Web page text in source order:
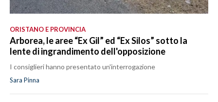
ORISTANO E PROVINCIA
Arborea, le aree “Ex Gil” ed “Ex Silos” sotto la
lente di ingrandimento dell'opposizione
I consiglieri hanno presentato un'interrogazione
Sara Pinna